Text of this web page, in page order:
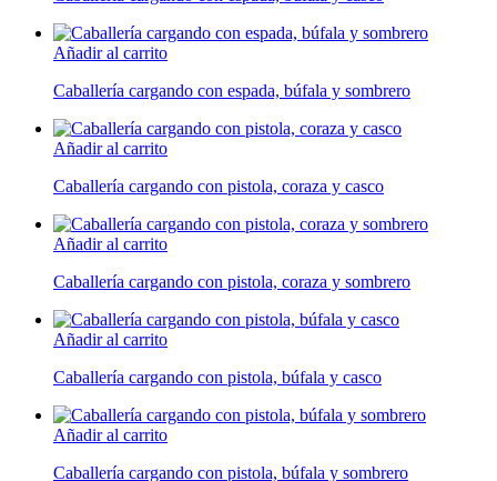
Añadir al carrito
Caballería cargando con espada, búfala y sombrero
Añadir al carrito
Caballería cargando con pistola, coraza y casco
Añadir al carrito
Caballería cargando con pistola, coraza y sombrero
Añadir al carrito
Caballería cargando con pistola, búfala y casco
Añadir al carrito
Caballería cargando con pistola, búfala y sombrero